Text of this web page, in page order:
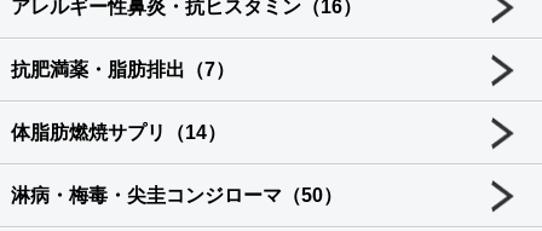
アレルギー性鼻炎・抗ヒスタミン（16）
抗肥満薬・脂肪排出（7）
体脂肪燃焼サプリ（14）
淋病・梅毒・尖圭コンジローマ（50）